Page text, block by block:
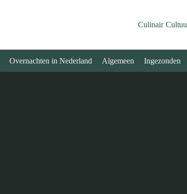
Culinair
Overnachten in Nederland Algemeen Ingezonden